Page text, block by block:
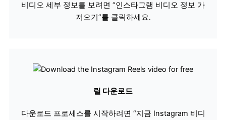
비디오 세부 정보를 보려면 “인스타그램 비디오 정보 가
져오기”를 클릭하세요.
릴 다운로드
다운로드 프로세스를 시작하려면 “지금 Instagram 비디